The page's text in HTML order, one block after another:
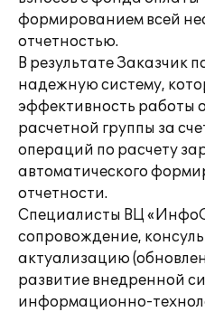
формированием всей
отчетностью.
В результате Заказчик
надежную систему,
эффективность работы
расчетной группы за
операций по расчету
автоматического
отчетности.
Специалисты ВЦ
сопровождение,
актуализацию
развитие внедренной
информационно-